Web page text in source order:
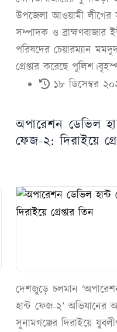
উপজেলা আওয়ামী লীগের
সম্পাদক ও ব্রাহ্মণবাজার
পরিষদের চেয়ারম্যান
গ্রেপ্তার করেছে
১৮ ডিসেম্বর
অপারেশন ডেভিল
ফেজ-২: দিরাইয়ে
দেশজুড়ে চলমান
হান্ট ফেজ-২’ অভিযানের
সুনামগঞ্জের দিরাইয়ে